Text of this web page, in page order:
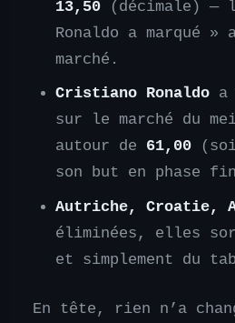
13,50 (décimale) —
Ronaldo a marqué
marché.
Cristiano Ronaldo a
sur le marché du
autour de 61,00
son but en phase
Autriche, Croatie,
éliminées, elles
et simplement du
En tête, rien n’a